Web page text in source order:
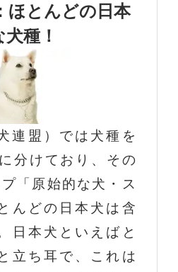
ほとんどの日本
種！
連盟）では犬種を
分けており、その
「原始的な犬・ス
んどの日本犬は含
日本犬といえばと
立ち耳で、これは